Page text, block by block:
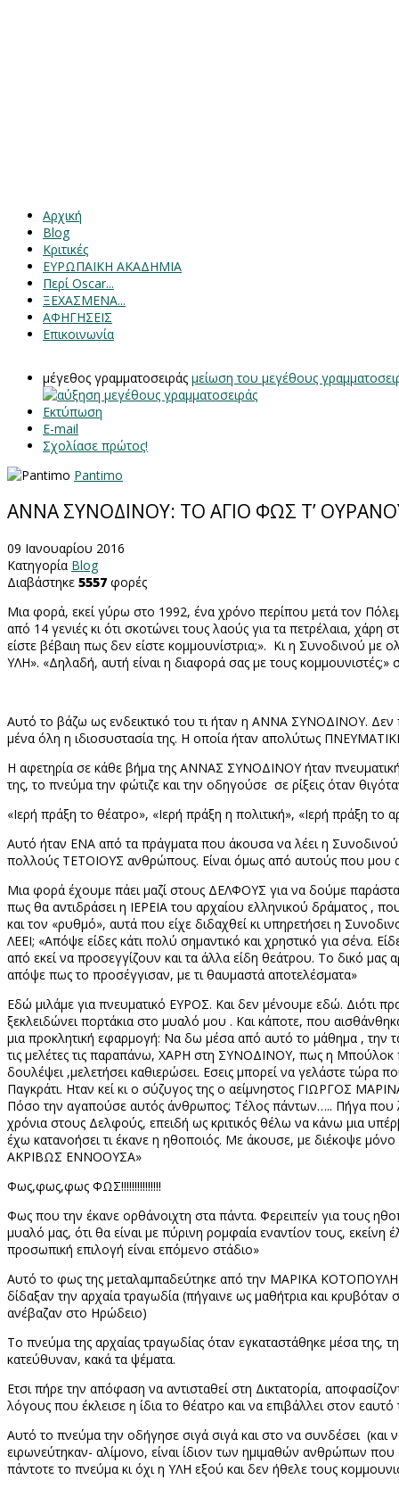
Αρχική
Blog
Κριτικές
ΕΥΡΩΠΑΙΚΗ ΑΚΑΔΗΜΙΑ
Περί Oscar...
ΞΕΧΑΣΜΕΝΑ...
ΑΦΗΓΗΣΕΙΣ
Επικοινωνία
μέγεθος γραμματοσειράς μείωση του μεγέθους
Εκτύπωση
E-mail
Σχολίασε πρώτος!
Pantimo
ΑΝΝΑ ΣΥΝΟΔΙΝΟΥ: ΤΟ ΑΓΙΟ ΦΩΣ Τ’
09 Ιανουαρίου 2016
Κατηγορία Blog
Διαβάστηκε 5557 φορές
Μια φορά, εκεί γύρω στο 1992, ένα χρόνο περίπου μετά τον
από 14 γενιές κι ότι σκοτώνει τους λαούς για τα πετρέλαια,
είστε βέβαιη πως δεν είστε κομμουνίστρια;». Κι η Συνοδινού με
ΥΛΗ». «Δηλαδή, αυτή είναι η διαφορά σας με τους
Αυτό το βάζω ως ενδεικτικό του τι ήταν η ΑΝΝΑ ΣΥΝΟΔΙΝΟΥ. Δεν
μένα όλη η ιδιοσυστασία της. Η οποία ήταν απολύτως
Η αφετηρία σε κάθε βήμα της ΑΝΝΑΣ ΣΥΝΟΔΙΝΟΥ ήταν
της, το πνεύμα την φώτιζε και την οδηγούσε σε ρίξεις όταν
«Ιερή πράξη το θέατρο», «Ιερή πράξη η πολιτική», «Ιερή πράξη το
Αυτό ήταν ΕΝΑ από τα πράγματα που άκουσα να λέει η Συνοδινού
πολλούς ΤΕΤΟΙΟΥΣ ανθρώπους. Είναι όμως από αυτούς που μου
Μια φορά έχουμε πάει μαζί στους ΔΕΛΦΟΥΣ για να δούμε
πως θα αντιδράσει η ΙΕΡΕΙΑ του αρχαίου ελληνικού δράματος ,
και τον «ρυθμό», αυτά που είχε διδαχθεί κι υπηρετήσει η
ΛΕΕΙ; «Απόψε είδες κάτι πολύ σημαντικό και χρηστικό για
από εκεί να προσεγγίζουν και τα άλλα είδη θεάτρου. Το δικό μας
απόψε πως το προσέγγισαν, με τι θαυμαστά αποτελέσματα»
Εδώ μιλάμε για πνευματικό ΕΥΡΟΣ. Και δεν μένουμε εδώ. Διότι
ξεκλειδώνει πορτάκια στο μυαλό μου . Και κάποτε, που
μια προκλητική εφαρμογή: Να δω μέσα από αυτό το μάθημα , την
τις μελέτες τις παραπάνω, ΧΑΡΗ στη ΣΥΝΟΔΙΝΟΥ, πως η Μπούλοκ
δουλέψει ,μελετήσει καθιερώσει. Εσεις μπορεί να γελάστε
Παγκράτι. Ηταν κεί κι ο σύζυγος της ο αείμνηστος ΓΙΩΡΓΟΣ
Πόσο την αγαπούσε αυτός άνθρωπος; Τέλος πάντων….. Πήγα που
χρόνια στους Δελφούς, επειδή ως κριτικός θέλω να κάνω μια
έχω κατανοήσει τι έκανε η ηθοποιός. Με άκουσε, με διέκοψε μόνο
ΑΚΡΙΒΩΣ ΕΝΝΟΟΥΣΑ»
Φως,φως,φως ΦΩΣ!!!!!!!!!!!!!!!
Φως που την έκανε ορθάνοιχτη στα πάντα. Φερειπείν για τους
μυαλό μας, ότι θα είναι με πύρινη ρομφαία εναντίον τους,
προσωπική επιλογή είναι επόμενο στάδιο»
Αυτό το φως της μεταλαμπαδεύτηκε από την ΜΑΡΙΚΑ
δίδαξαν την αρχαία τραγωδία (πήγαινε ως μαθήτρια και κρυβόταν
ανέβαζαν στο Ηρώδειο)
Το πνεύμα της αρχαίας τραγωδίας όταν εγκαταστάθηκε μέσα της,
κατεύθυναν, κακά τα ψέματα.
Ετσι πήρε την απόφαση να αντισταθεί στη Δικτατορία,
λόγους που έκλεισε η ίδια το θέατρο και να επιβάλλει στον
Αυτό το πνεύμα την οδήγησε σιγά σιγά και στο να συνδέσει (και
ειρωνεύτηκαν- αλίμονο, είναι ίδιον των ημιμαθών ανθρώπων που
πάντοτε το πνεύμα κι όχι η ΥΛΗ εξού και δεν ήθελε τους